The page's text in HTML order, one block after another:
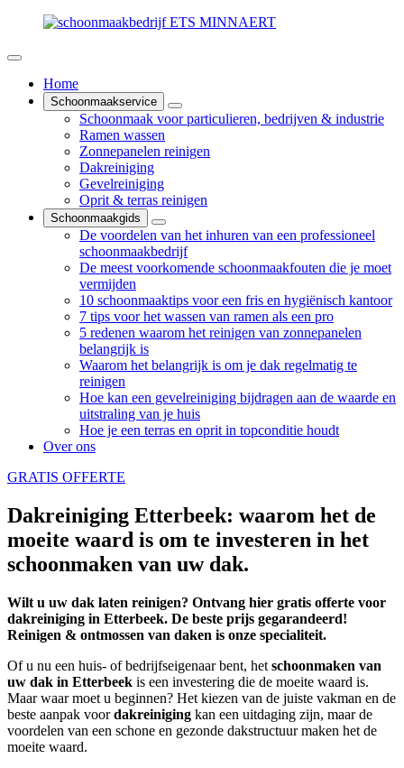
Home
Schoonmaakservice
Schoonmaak voor particulieren, bedrijven & industrie
Ramen wassen
Zonnepanelen reinigen
Dakreiniging
Gevelreiniging
Oprit & terras reinigen
Schoonmaakgids
De voordelen van het inhuren van een professioneel
schoonmaakbedrijf
De meest voorkomende schoonmaakfouten die je moet
vermijden
10 schoonmaaktips voor een fris en hygiënisch kantoor
7 tips voor het wassen van ramen als een pro
5 redenen waarom het reinigen van zonnepanelen
belangrijk is
Waarom het belangrijk is om je dak regelmatig te
reinigen
Hoe kan een gevelreiniging bijdragen aan de waarde en
uitstraling van je huis
Hoe je een terras en oprit in topconditie houdt
Over ons
GRATIS OFFERTE
Dakreiniging Etterbeek: waarom het de
moeite waard is om te investeren in het
schoonmaken van uw dak.
Wilt u uw dak laten reinigen? Ontvang hier gratis offerte voor
dakreiniging in Etterbeek. De beste prijs gegarandeerd!
Reinigen & ontmossen van daken is onze specialiteit.
Of u nu een huis- of bedrijfseigenaar bent, het schoonmaken van
uw dak in Etterbeek is een investering die de moeite waard is.
Maar waar moet u beginnen? Het kiezen van de juiste vakman en de
beste aanpak voordakreiniging kan een uitdaging zijn, maar de
voordelen van een schone en gezonde dakstructuur maken het de
moeite waard.